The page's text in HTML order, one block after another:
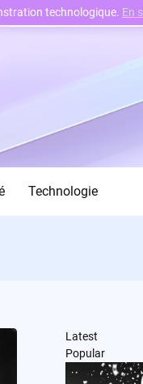
Technologie
Latest
Popular
technologique. En